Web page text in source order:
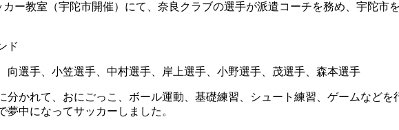
ー教室（宇陀市開催）にて、奈良クラブの選手が派遣コーチを務め、宇陀市
ド
選手、小笠選手、中村選手、岸上選手、小野選手、茂選手、森本選手
分かれて、おにごっこ、ボール運動、基礎練習、シュート練習、ゲームなどを
中になってサッカーしました。